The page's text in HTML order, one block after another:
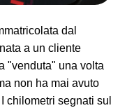
dal
a un cliente
"venduta" una volta
non ha mai avuto
chilometri segnati sul